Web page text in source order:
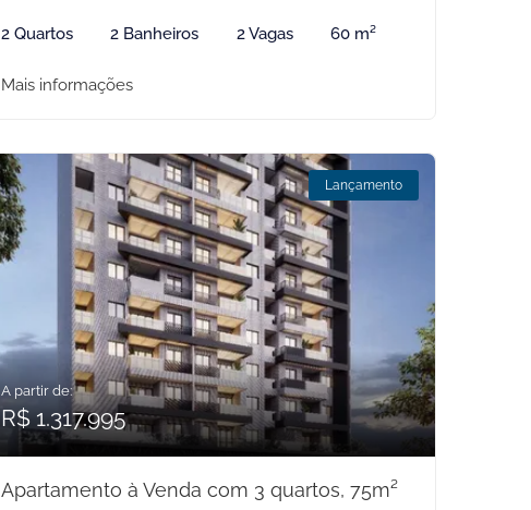
2 Quartos 2 Banheiros 2 Vagas 60 m²
Mais informações
Lançamento
A partir de:
R$ 1.317.995
Apartamento à Venda com 3 quartos, 75m²